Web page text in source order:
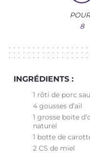
8
INGRÉDIENTS :
1 rôti de porc
4 gousses d’ail
1 grosse boite
naturel
1 botte de
2 CS de miel